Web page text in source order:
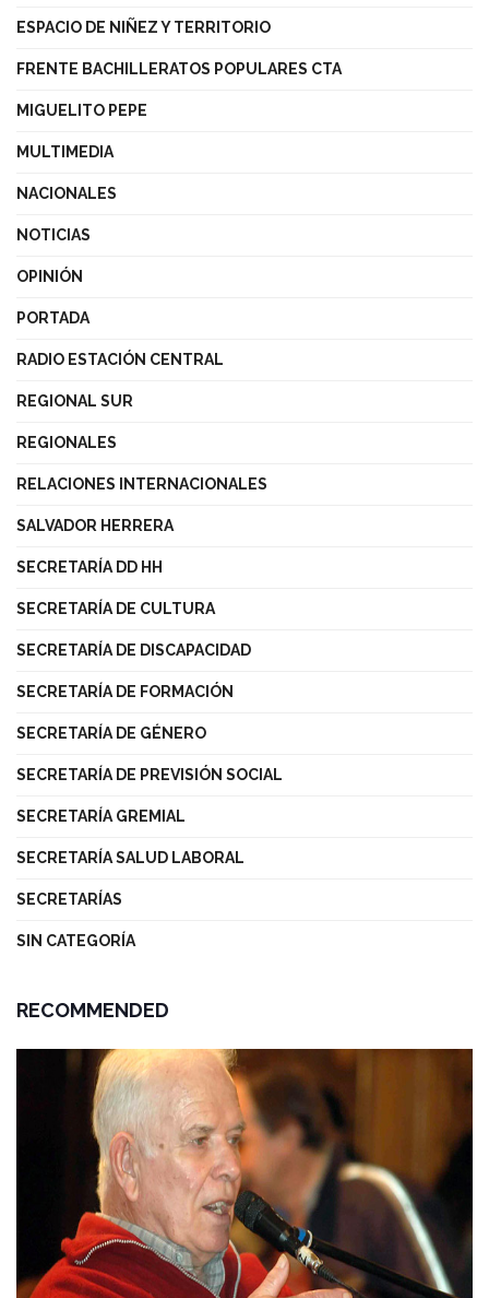
ESPACIO DE NIÑEZ Y TERRITORIO
FRENTE BACHILLERATOS POPULARES CTA
MIGUELITO PEPE
MULTIMEDIA
NACIONALES
NOTICIAS
OPINIÓN
PORTADA
RADIO ESTACIÓN CENTRAL
REGIONAL SUR
REGIONALES
RELACIONES INTERNACIONALES
SALVADOR HERRERA
SECRETARÍA DD HH
SECRETARÍA DE CULTURA
SECRETARÍA DE DISCAPACIDAD
SECRETARÍA DE FORMACIÓN
SECRETARÍA DE GÉNERO
SECRETARÍA DE PREVISIÓN SOCIAL
SECRETARÍA GREMIAL
SECRETARÍA SALUD LABORAL
SECRETARÍAS
SIN CATEGORÍA
RECOMMENDED